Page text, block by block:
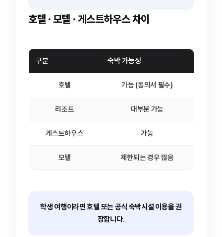
호텔 · 모텔 · 게스트하우스 차이
구분 숙박 가능성
호텔 가능 (동의서 필수)
리조트 대부분 가능
게스트하우스 가능
모텔 제한되는 경우 많음
학생 여행이라면 호텔 또는 공식 숙박시설 이용을 권
장합니다.